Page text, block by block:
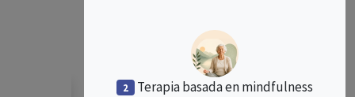
2
Terapia basada en mindfulness